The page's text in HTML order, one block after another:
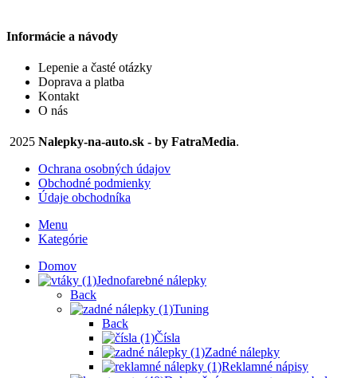
Informácie a návody
Lepenie a časté otázky
Doprava a platba
Kontakt
O nás
2025 Nalepky-na-auto.sk - by FatraMedia.
Ochrana osobných údajov
Obchodné podmienky
Údaje obchodníka
Menu
Kategórie
Domov
Jednofarebné nálepky
Back
Tuning
Back
Čísla
Zadné nálepky
Reklamné nápisy